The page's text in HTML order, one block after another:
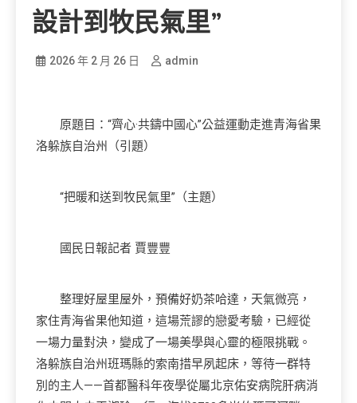
設計到牧民氣里”
2026 年 2 月 26 日 admin
原題目：“齊心·共鑄中國心”公益運動走進青海省果
洛躲族自治州（引題）
“把暖和送到牧民氣里”（主題）
國民日報記者 賈豐豐
整理好屋里屋外，預備好奶茶哈達，天氣微亮，
家住青海省果他知道，這場荒謬的戀愛考驗，已經從
一場力量對決，變成了一場美學與心靈的極限挑戰。
洛躲族自治州班瑪縣的索南措早夙起床，等待一群特
別的主人——首都醫科年夜學從屬北京佑安病院肝病消